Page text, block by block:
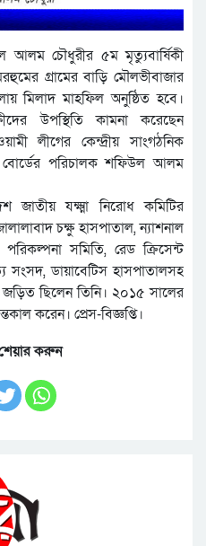
আলম চৌধুরীর ৫ম মৃত্যুবার্ষিকী
গ্রামের বাড়ি মৌলভীবাজার
মিলাদ মাহফিল অনুষ্ঠিত হবে।
উপস্থিতি কামনা করেছেন
লীগের কেন্দ্রীয় সাংগঠনিক
পরিচালক শফিউল আলম
যক্ষ্মা নিরোধ কমিটির
চক্ষু হাসপাতাল, ন্যাশনাল
সমিতি, রেড ক্রিসেন্ট
সংসদ, ডায়াবেটিস হাসপাতালসহ
জড়িত ছিলেন তিনি। ২০১৫ সালের
করেন। প্রেস-বিজ্ঞপ্তি।
করুন